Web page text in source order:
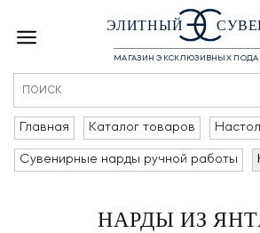
ЭЛИТНЫЙ
МАГАЗИН ЭКСКЛЮЗИВНЫХ
Главная Каталог товаров
Сувенирные нарды ручной работы
НАРДЫ ИЗ